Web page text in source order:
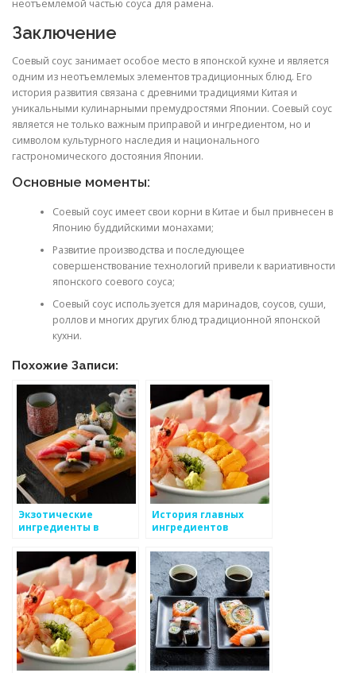
неотъемлемой частью соуса для рамена.
Заключение
Соевый соус занимает особое место в японской кухне и является
одним из неотъемлемых элементов традиционных блюд. Его
история развития связана с древними традициями Китая и
уникальными кулинарными премудростями Японии. Соевый соус
является не только важным приправой и ингредиентом, но и
символом культурного наследия и национального
гастрономического достояния Японии.
Основные моменты:
Соевый соус имеет свои корни в Китае и был привнесен в
Японию буддийскими монахами;
Развитие производства и последующее
совершенствование технологий привели к вариативности
японского соевого соуса;
Соевый соус используется для маринадов, соусов, суши,
роллов и многих других блюд традиционной японской
кухни.
Похожие Записи:
Экзотические
ингредиенты в
история и
использование
История главных
ингредиентов